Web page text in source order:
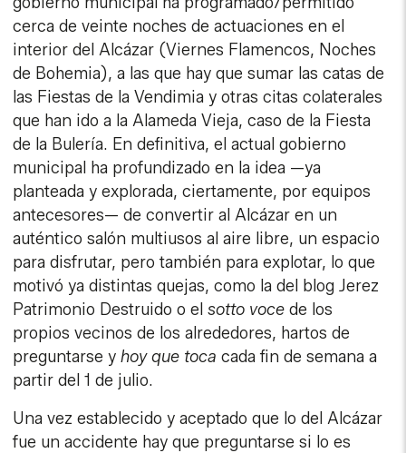
cerca de veinte noches de actuaciones en el
interior del Alcázar (Viernes Flamencos, Noches
de Bohemia), a las que hay que sumar las catas de
las Fiestas de la Vendimia y otras citas colaterales
que han ido a la Alameda Vieja, caso de la Fiesta
de la Bulería. En definitiva, el actual gobierno
municipal ha profundizado en la idea —ya
planteada y explorada, ciertamente, por equipos
antecesores— de convertir al Alcázar en un
auténtico salón multiusos al aire libre, un espacio
para disfrutar, pero también para explotar, lo que
motivó ya distintas quejas, como la del blog Jerez
Patrimonio Destruido o elsotto voce de los
propios vecinos de los alrededores, hartos de
preguntarse yhoy que toca cada fin de semana a
partir del 1 de julio.
Una vez establecido y aceptado que lo del Alcázar
fue un accidente hay que preguntarse si lo es